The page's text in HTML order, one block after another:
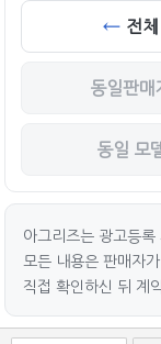
전체
동일판매
동일 모
아그리즈는 광고등
모든 내용은 판매자
직접 확인하신 뒤 계